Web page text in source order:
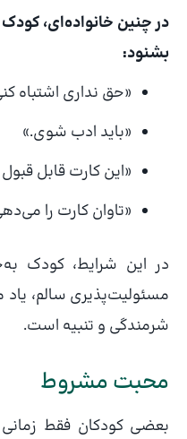
در چنین خانواده‌ای،
بشنود:
«حق نداری اشتباه
«باید ادب شوی.»
«این کارت قابل
«تاوان کارت را
در این شرایط، کودک
مسئولیت‌پذیری سالم،
شرمندگی و تنبیه است.
محبت مشروط
بعضی کودکان فقط